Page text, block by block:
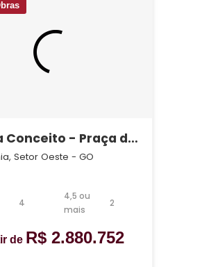
Conceito - Praça do
Setor Oeste - GO
4
4,5 ou
mais
2
de R$ 2.880.752